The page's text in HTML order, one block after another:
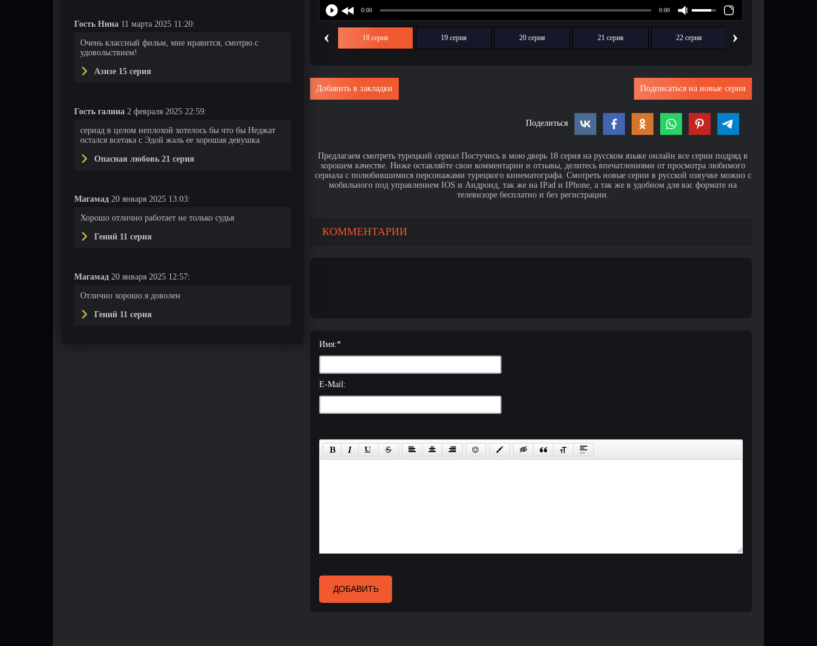
Гость Нина 11 марта 2025 11:20:
Очень классный фильм, мне нравится, смотрю с
удовольствием!
Азизе 15 серия
Гость галина 2 февраля 2025 22:59:
сериад в целом неплохой хотелось бы что бы Неджат
остался всетака с Эдой жаль ее хорошая девушка
Опасная любовь 21 серия
Магамад 20 января 2025 13:03:
Хорошо отлично работает не только судья
Гений 11 серия
Магамад 20 января 2025 12:57:
Отлично хорошо.я доволен
Гений 11 серия
‹
15 серия 18 серия 19 серия 20 серия 21 серия 22 серия ›
Подписаться на новые серии
Добавить в закладки
Поделиться
Предлагаем смотреть турецкий сериал Постучись в мою дверь 18 серия на русском языке онлайн все серии подряд в
хорошем качестве. Ниже оставляйте свои комментарии и отзывы, делитесь впечатлениями от просмотра любимого
сериала с полюбившимися персонажами турецкого кинематографа. Смотреть новые серии в русской озвучке можно с
мобильного под управлением IOS и Андроид, так же на IPad и IPhone, а так же в удобном для вас формате на
телевизоре бесплатно и без регистрации.
КОММЕНТАРИИ
Имя:*
E-Mail:
ДОБАВИТЬ